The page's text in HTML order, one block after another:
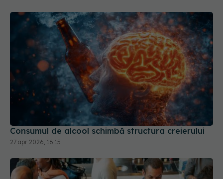
Consumul de alcool schimbă structura creierului
27 apr 2026, 16:15